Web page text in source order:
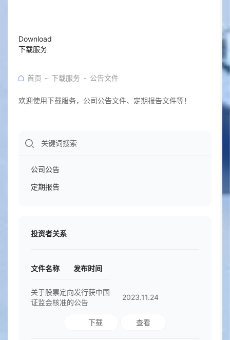
Download
下载服务
首页 下载服务 公告文件
欢迎使用下载服务，公司公告文件、定期报告文件等！
公司公告
定期报告
投资者关系
文件名称 发布时间
关于股票定向发行获中国
证监会核准的公告
2023.11.24
下载 查看